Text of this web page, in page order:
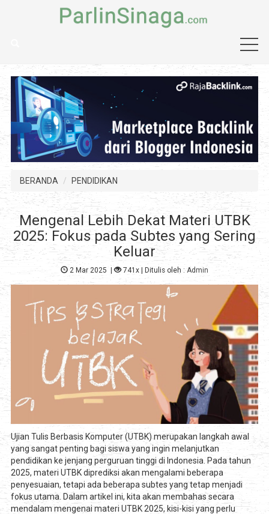
BERANDA PENDIDIKAN
Mengenal Lebih Dekat Materi UTBK
2025: Fokus pada Subtes yang Sering
Keluar
2 Mar 2025 | 741x| Ditulis oleh : Admin
Ujian Tulis Berbasis Komputer (UTBK) merupakan langkah awal
yang sangat penting bagi siswa yang ingin melanjutkan
pendidikan ke jenjang perguruan tinggi di Indonesia. Pada tahun
2025, materi UTBK diprediksi akan mengalami beberapa
penyesuaian, tetapi ada beberapa subtes yang tetap menjadi
fokus utama. Dalam artikel ini, kita akan membahas secara
mendalam mengenai materi UTBK 2025, kisi-kisi yang perlu